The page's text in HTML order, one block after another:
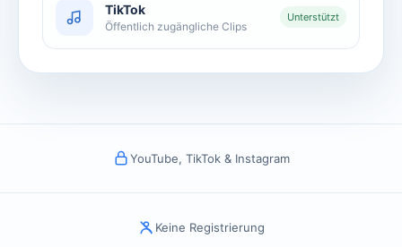
TikTok
Öffentlich zugängliche Clips
Unterstützt
YouTube, TikTok & Instagram
Keine Registrierung